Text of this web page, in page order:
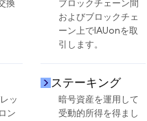
換
ブロックチェーン間
およびブロックチェ
ーン上でIAUonを取
引します。
ッ
ン
ステーキング
暗号資産を運用して
受動的所得を得まし